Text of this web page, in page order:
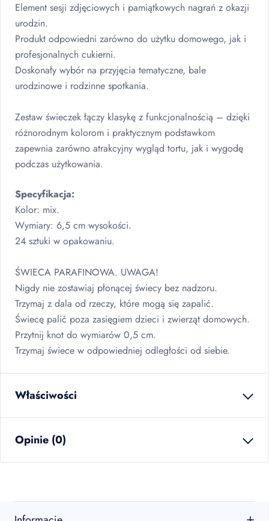
Element sesji zdjęciowych i pamiątkowych nagrań z okazji
urodzin.
Produkt odpowiedni zarówno do użytku domowego, jak i
profesjonalnych cukierni.
Doskonały wybór na przyjęcia tematyczne, bale
urodzinowe i rodzinne spotkania.
Zestaw świeczek łączy klasykę z funkcjonalnością – dzięki
różnorodnym kolorom i praktycznym podstawkom
zapewnia zarówno atrakcyjny wygląd tortu, jak i wygodę
podczas użytkowania.
Specyfikacja:
Kolor: mix.
Wymiary: 6,5 cm wysokości.
24 sztuki w opakowaniu.
ŚWIECA PARAFINOWA. UWAGA!
Nigdy nie zostawiaj płonącej świecy bez nadzoru.
Trzymaj z dala od rzeczy, które mogą się zapalić.
Świecę palić poza zasięgiem dzieci i zwierząt domowych.
Przytnij knot do wymiarów 0,5 cm.
Trzymaj świece w odpowiedniej odległości od siebie.
Właściwości
ilość w opakowaniu
zbiorczym
sztuk w kartonie
24szt
Opinie (0)